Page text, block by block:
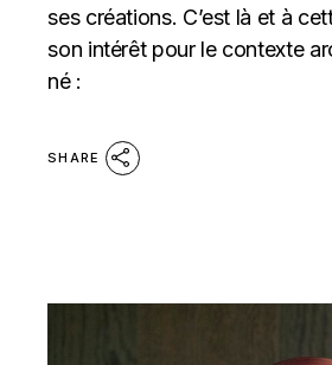
ses créations. C’est là et à
son intérêt pour le contexte
né :
SHARE